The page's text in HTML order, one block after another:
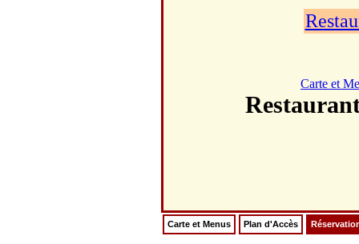
Carte et
Carte et Menus Plan d'Accès